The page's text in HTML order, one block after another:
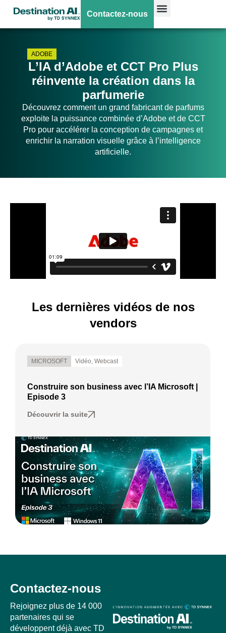
Contactez-nous
ADOBE
L’IA d’Adobe et CCT Pro Plus
réinvente la création dans la
parfumerie
Découvrez comment un grand fabricant de parfums
exploite la puissance combinée d’Adobe et de CCT
Pro pour accélérer la conception de campagnes et
enrichir la narration visuelle grâce à l’intelligence
artificielle.
Les dernières vidéos de nos
vendors
MICROSOFT Vidéo, Webcast
Construire son business avec l’IA Microsoft |
Episode 3
Découvrir la suite
Contactez-nous
Rejoignez plus de 14 000
partenaires qui se
développent déjà avec TD